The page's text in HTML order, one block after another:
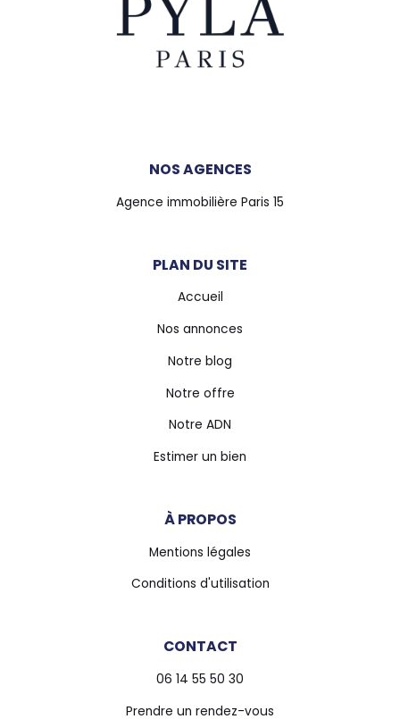
NOS AGENCES
Agence immobilière Paris 15
PLAN DU SITE
Accueil
Nos annonces
Notre blog
Notre offre
Notre ADN
Estimer un bien
À PROPOS
Mentions légales
Conditions d'utilisation
CONTACT
06 14 55 50 30
Prendre un rendez-vous